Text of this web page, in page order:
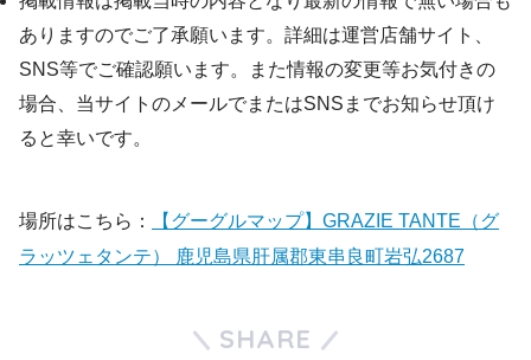
ありますのでご了承願います。詳細は運営店舗サイト、
SNS等でご確認願います。また情報の変更等お気付きの
場合、当サイトのメールでまたはSNSまでお知らせ頂け
ると幸いです。
場所はこちら：
【グーグルマップ】GRAZIE TANTE（グ
ラッツェタンテ） 鹿児島県肝属郡東串良町岩弘2687
SHARE